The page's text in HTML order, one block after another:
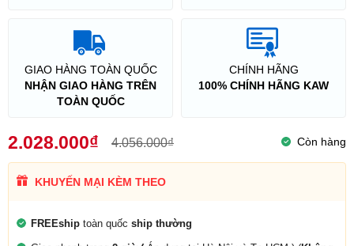
GIAO HÀNG TOÀN QUỐC
NHẬN GIAO HÀNG TRÊN
TOÀN QUỐC
CHÍNH HÃNG
100% CHÍNH HÃNG KAW
2.028.000₫ 4.056.000₫ Còn hàng
KHUYẾN MẠI KÈM THEO
FREEship toàn quốc ship thường